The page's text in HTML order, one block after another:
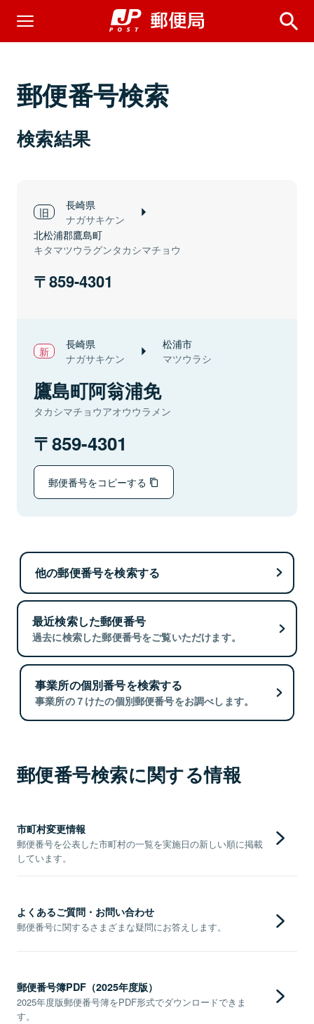
郵便番号検索
検索結果
長崎県
ナガサキケン
北松浦郡鷹島町
キタマツウラグンタカシマチョウ
859-4301
長崎県
ナガサキケン
松浦市
マツウラシ
鷹島町阿翁浦免
タカシマチョウアオウウラメン
859-4301
郵便番号をコピーする
他の郵便番号を検索する
最近検索した郵便番号
過去に検索した郵便番号をご覧いただけます。
事業所の個別番号を検索する
事業所の７けたの個別郵便番号をお調べします。
郵便番号検索に関する情報
市町村変更情報
郵便番号を公表した市町村の一覧を実施日の新しい順に掲載
しています。
よくあるご質問・お問い合わせ
郵便番号に関するさまざまな疑問にお答えします。
郵便番号簿PDF（2025年度版）
2025年度版郵便番号簿をPDF形式でダウンロードできま
す。